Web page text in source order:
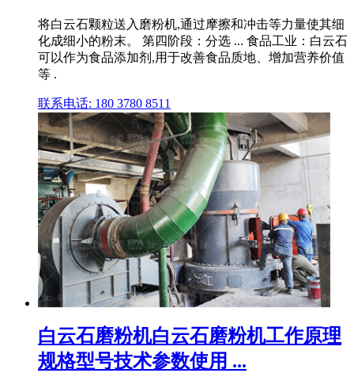
将白云石颗粒送入磨粉机,通过摩擦和冲击等力量使其细
化成细小的粉末。 第四阶段：分选 ... 食品工业：白云石
可以作为食品添加剂,用于改善食品质地、增加营养价值
等 .
联系电话: 180 3780 8511
白云石磨粉机白云石磨粉机工作原理
规格型号技术参数使用 ...